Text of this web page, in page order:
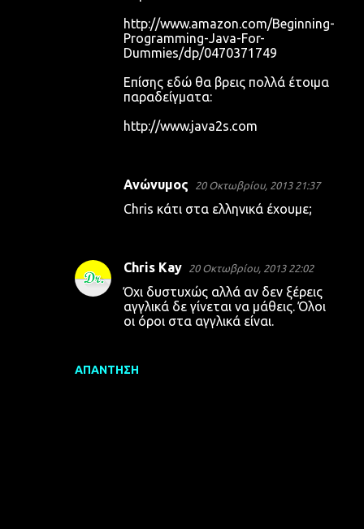
ΑΠΆΝΤΗΣΗ
http://www.amazon.com/Beginning-
Programming-Java-For-
Dummies/dp/0470371749
Επίσης εδώ θα βρεις πολλά έτοιμα
παραδείγματα:
http://www.java2s.com
Ανώνυμος 20 Οκτωβρίου, 2013 21:37
Chris κάτι στα ελληνικά έχουμε;
Chris Kay 20 Οκτωβρίου, 2013 22:02
Όχι δυστυχώς αλλά αν δεν ξέρεις
αγγλικά δε γίνεται να μάθεις. Όλοι
οι όροι στα αγγλικά είναι.